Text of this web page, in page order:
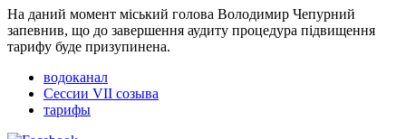
На даний момент міський голова Володимир Чепурний
запевнив, що до завершення аудиту процедура підвищення
тарифу буде призупинена.
водоканал
Сессии VII созыва
тарифы